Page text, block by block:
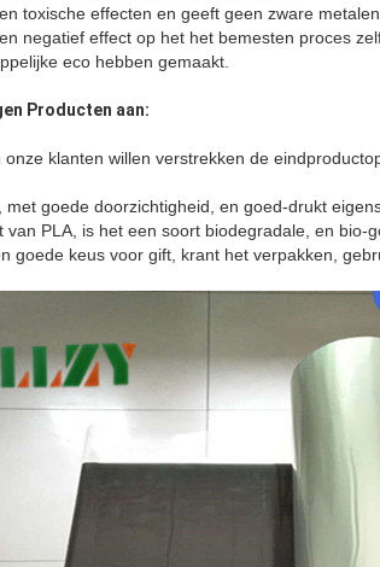
toxische effecten en geeft geen zware
negatief effect op het het bemesten proces
eco hebben gemaakt.
Producten aan:
onze klanten willen verstrekken de
met goede doorzichtigheid, en goed-drukt
van PLA, is het een soort biodegradale, en bio-
goede keus voor gift, krant het verpakken,